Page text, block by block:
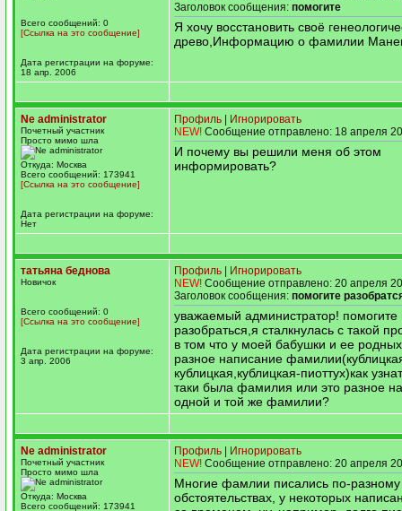
Всего сообщений: 0
[Ссылка на это сообщение]
Дата регистрации на форуме:
18 апр. 2006
Заголовок сообщения: помогите
Я хочу восстановить своё
древо,Информацию о фамилии
Ne administrator
Почетный участник
Просто мимо шла
Откуда: Москва
Всего сообщений: 173941
[Ссылка на это сообщение]
Дата регистрации на форуме:
Нет
Профиль
Игнорировать
NEW! Сообщение отправлено: 18 апреля
И почему вы решили меня об этом
информировать?
татьяна беднова
Новичок
Всего сообщений: 0
[Ссылка на это сообщение]
Дата регистрации на форуме:
3 апр. 2006
Профиль
Игнорировать
NEW! Сообщение отправлено: 20 апреля
Заголовок сообщения: помогите
уважаемый администратор! помогите
разобраться,я сталкнулась с такой
в том что у моей бабушки и ее
разное написание
кублицкая,кублицкая-пиоттух)как
таки была фамилия или это разное
одной и той же фамилии?
Ne administrator
Почетный участник
Просто мимо шла
Откуда: Москва
Всего сообщений: 173941
Профиль
Игнорировать
NEW! Сообщение отправлено: 20 апреля
Многие фамлии писались по-разному
обстоятельствах, у некоторых